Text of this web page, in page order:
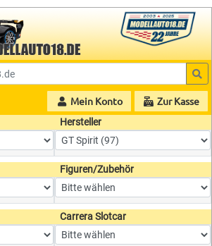
Mein Konto Zur Kasse
Hersteller
Figuren/Zubehör
Carrera Slotcar